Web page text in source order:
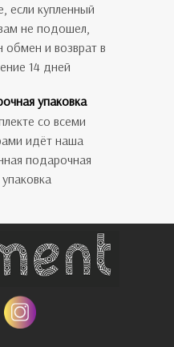
упаковка
если купленный
не подошел,
и возврат в
14 дней
со всеми
идёт наша
подарочная
упаковка